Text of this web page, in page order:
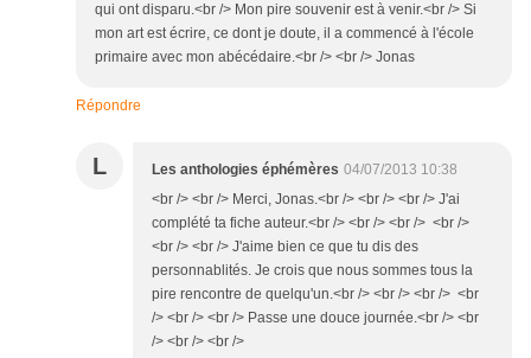
qui ont disparu.<br /> Mon pire souvenir est à venir.<br /> Si
mon art est écrire, ce dont je doute, il a commencé à l'école
primaire avec mon abécédaire.<br /> <br /> Jonas
Répondre
L Les anthologies éphémères 04/07/2013 10:38
<br /> <br /> Merci, Jonas.<br /> <br /> <br /> J'ai
complété ta fiche auteur.<br /> <br /> <br /> <br />
<br /> <br /> J'aime bien ce que tu dis des
personnablités. Je crois que nous sommes tous la
pire rencontre de quelqu'un.<br /> <br /> <br /> <br
/> <br /> <br /> Passe une douce journée.<br /> <br
/> <br /> <br />